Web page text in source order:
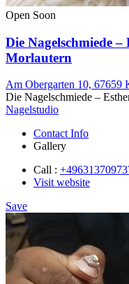
Open Soon
Die Nagelschmiede
Morlautern
Am Obergarten 10, 67659
Die Nagelschmiede –
Nagelstudio
Contact Info
Gallery
Call :
Visit website
Save